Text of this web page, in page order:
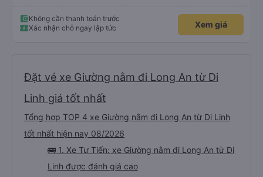
Không cần thanh toán trước
Xác nhận chỗ ngay lập tức
Xem giá
Đặt vé xe Giường nằm đi Long An từ Di
Linh giá tốt nhất
Tổng hợp TOP 4 xe Giường nằm đi Long An từ Di Linh
tốt nhất hiện nay 08/2026
🚌 1. Xe Tư Tiến: xe Giường nằm đi Long An từ Di
Linh được đánh giá cao